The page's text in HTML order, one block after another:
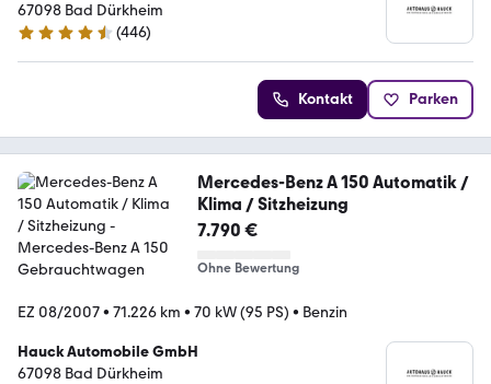
67098 Bad Dürkheim
4.4 Sterne
(446)
Kontakt Parken
Mercedes-Benz A 150 Automatik /
Klima / Sitzheizung
7.790 €
Ohne Bewertung
EZ 08/2007• 71.226 km • 70 kW (95 PS) • Benzin
Hauck Automobile GmbH
67098 Bad Dürkheim